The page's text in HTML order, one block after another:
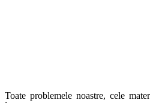
Toate problemele noastre, cele